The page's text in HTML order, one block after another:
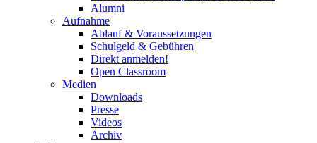
Alumni
Aufnahme
Ablauf & Voraussetzungen
Schulgeld & Gebühren
Direkt anmelden!
Open Classroom
Medien
Downloads
Presse
Videos
Archiv